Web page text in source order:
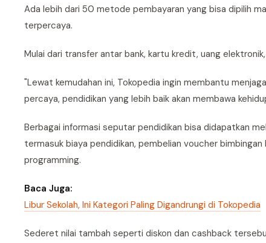
Ada lebih dari 50 metode pembayaran yang bisa dipilih
terpercaya.
Mulai dari transfer antar bank, kartu kredit, uang
"Lewat kemudahan ini, Tokopedia ingin membantu
percaya, pendidikan yang lebih baik akan membawa
Berbagai informasi seputar pendidikan bisa didapatkan
termasuk biaya pendidikan, pembelian voucher
programming.
Baca Juga:
Libur Sekolah, Ini Kategori Paling Digandrungi di Tokopedia
Sederet nilai tambah seperti diskon dan cashback